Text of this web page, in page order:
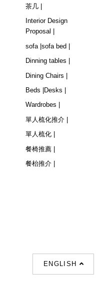
ENGLISH
茶几 |
Interior Design
Proposal |
sofa |sofa bed |
Dinning tables |
Dining Chairs |
Beds |
Desks |
Wardrobes |
單人梳化推介 |
單人梳化 |
餐椅推薦 |
餐枱推介 |